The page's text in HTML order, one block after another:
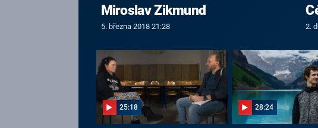
Miroslav Zikmund
5. března 2018 21:28 2.
25:18 28:24